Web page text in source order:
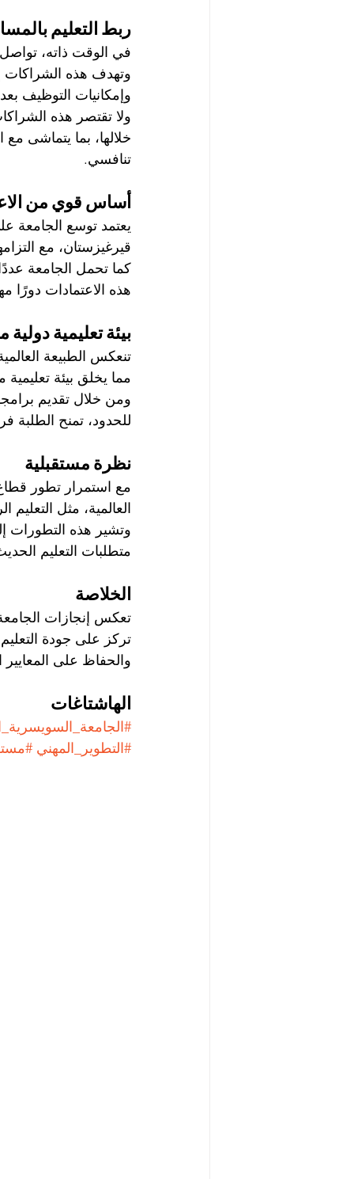
ربط التعليم
في الوقت ذاته،
وتهدف هذه الشراكات
وإمكانيات التوظيف
ولا تقتصر هذه
خلالها، بما يتماشى مع
تنافسي.
أساس قوي من
يعتمد توسع الجامعة
قيرغيزستان، مع
كما تحمل الجامعة
هذه الاعتمادات دورًا
بيئة تعليمية دولية
مما يخلق بيئة تعليمية
ومن خلال تقديم
للحدود، تمنح الطلبة
نظرة مستقبلية
مع استمرار تطور قطاع
العالمية، مثل
وتشير هذه التطورات
متطلبات التعليم
الخلاصة
تركز على جودة
والحفاظ على المعايير
الهاشتاغات
#التطوير_المهني